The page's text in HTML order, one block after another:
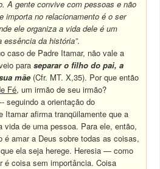
A gente convive com pessoas e não
importa no relacionamento é o ser
ele organiza a vida dele é um
da história”.
caso de Padre Itamar, não vale a
paraseparar o filho do pai, a
mãe (Cfr. MT. X,35). Por que então
Fé, um irmão de seu irmão?
seguindo a orientação do
Itamar afirma tranqüilamente que a
vida de uma pessoa. Para ele, então,
é amar a Deus sobre todas as coisas,
que ela seja herege. Heresia — como
é coisa sem importância. Coisa